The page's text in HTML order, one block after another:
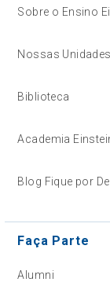
Sobre o Ensino
Nossas Unidades
Biblioteca
Academia
Blog Fique por
Faça Parte
Alumni